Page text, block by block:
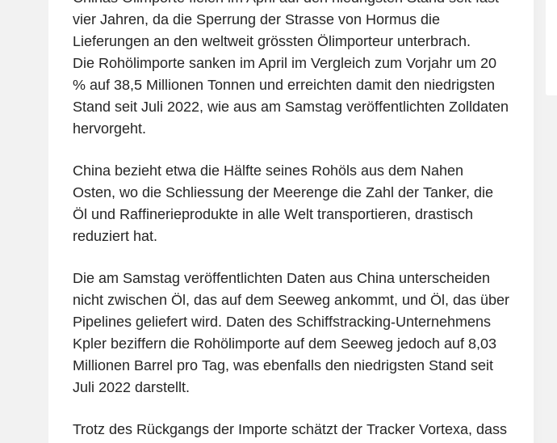
vier Jahren, da die Sperrung der Strasse von Hormus die
Lieferungen an den weltweit grössten Ölimporteur unterbrach.
Die Rohölimporte sanken im April im Vergleich zum Vorjahr um 20
% auf 38,5 Millionen Tonnen und erreichten damit den niedrigsten
Stand seit Juli 2022, wie aus am Samstag veröffentlichten Zolldaten
hervorgeht.
China bezieht etwa die Hälfte seines Rohöls aus dem Nahen
Osten, wo die Schliessung der Meerenge die Zahl der Tanker, die
Öl und Raffinerieprodukte in alle Welt transportieren, drastisch
reduziert hat.
Die am Samstag veröffentlichten Daten aus China unterscheiden
nicht zwischen Öl, das auf dem Seeweg ankommt, und Öl, das über
Pipelines geliefert wird. Daten des Schiffstracking-Unternehmens
Kpler beziffern die Rohölimporte auf dem Seeweg jedoch auf 8,03
Millionen Barrel pro Tag, was ebenfalls den niedrigsten Stand seit
Juli 2022 darstellt.
Trotz des Rückgangs der Importe schätzt der Tracker Vortexa, dass